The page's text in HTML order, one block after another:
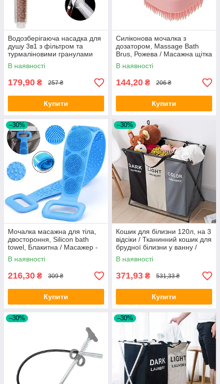
Водозберігаюча насадка для
душу 3в1 з фільтром та
турмаліновими гранулами
SPA ENERGY / Лійка для
душу
В наявності
179,90 ₴ 257 ₴
Купити
Силіконова мочалка з
дозатором, Massage Bath
Brus, Рожева / Масажна щітка
для ванної / Мочалка для
душу
В наявності
144,20 ₴ 206 ₴
Купити
–30%
Мочалка масажна для тіла,
двостороння, Silicon bath
towel, Блакитна / Масажер -
мочалка для тіла з ручкою
В наявності
216,30 ₴ 309 ₴
Купити
–30%
Кошик для білизни 120л, на 3
відсіки / Тканинний кошик для
брудної білизни у ванну /
Контейнер для білизни
В наявності
371,93 ₴ 531,33 ₴
Купити
–30% –30%